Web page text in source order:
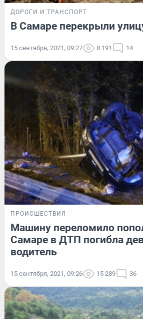
ДОРОГИ И ТРАНСПОРТ
В Самаре перекрыли
15 сентября, 2021, 09:27 8 191 14
ПРОИСШЕСТВИЯ
Машину переломило
Самаре в ДТП погибла
водитель
15 сентября, 2021, 09:26 15 289 36